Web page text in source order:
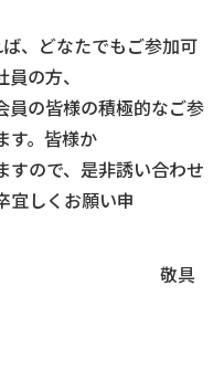
、どなたでもご参加可
の方、
員の皆様の積極的なご参
す。皆様か
すので、是非誘い合わせ
宜しくお願い申
敬具